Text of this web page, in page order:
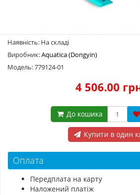
Наявність: На складі
Виробник:Aquatica (Dongyin)
Модель: 779124-01
4 506.00
До кошика
Купити в один
Оплата
Передплата на карту
Наложений платіж